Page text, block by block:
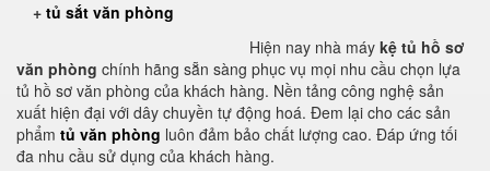
+ tủ sắt văn phòng
Hiện nay nhà máy kệ tủ hồ sơ
văn phòng chính hãng sẵn sàng phục vụ mọi nhu cầu chọn lựa
tủ hồ sơ văn phòng của khách hàng. Nền tảng công nghệ sản
xuất hiện đại với dây chuyền tự động hoá. Đem lại cho các sản
phẩm tủ văn phòng luôn đảm bảo chất lượng cao. Đáp ứng tối
đa nhu cầu sử dụng của khách hàng.